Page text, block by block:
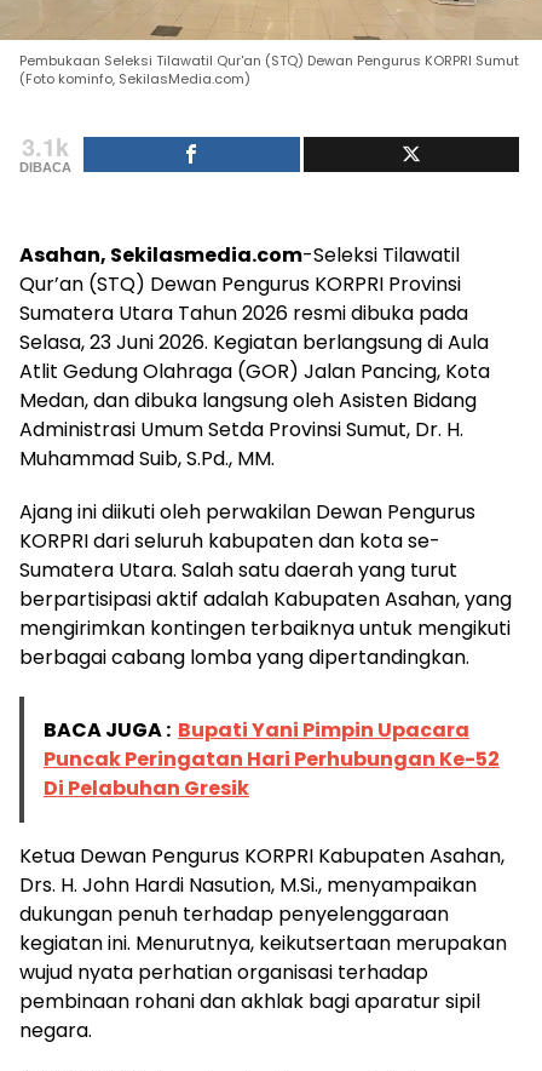
Pembukaan Seleksi Tilawatil Qur'an (STQ) Dewan Pengurus KORPRI Sumut
(Foto kominfo, SekilasMedia.com)
3.1k
DIBACA
Asahan, Sekilasmedia.com-Seleksi Tilawatil
Qur’an (STQ) Dewan Pengurus KORPRI Provinsi
Sumatera Utara Tahun 2026 resmi dibuka pada
Selasa, 23 Juni 2026. Kegiatan berlangsung di Aula
Atlit Gedung Olahraga (GOR) Jalan Pancing, Kota
Medan, dan dibuka langsung oleh Asisten Bidang
Administrasi Umum Setda Provinsi Sumut, Dr. H.
Muhammad Suib, S.Pd., MM.
Ajang ini diikuti oleh perwakilan Dewan Pengurus
KORPRI dari seluruh kabupaten dan kota se-
Sumatera Utara. Salah satu daerah yang turut
berpartisipasi aktif adalah Kabupaten Asahan, yang
mengirimkan kontingen terbaiknya untuk mengikuti
berbagai cabang lomba yang dipertandingkan.
BACA JUGA : Bupati Yani Pimpin Upacara
Puncak Peringatan Hari Perhubungan Ke-52
Di Pelabuhan Gresik
Ketua Dewan Pengurus KORPRI Kabupaten Asahan,
Drs. H. John Hardi Nasution, M.Si., menyampaikan
dukungan penuh terhadap penyelenggaraan
kegiatan ini. Menurutnya, keikutsertaan merupakan
wujud nyata perhatian organisasi terhadap
pembinaan rohani dan akhlak bagi aparatur sipil
negara.